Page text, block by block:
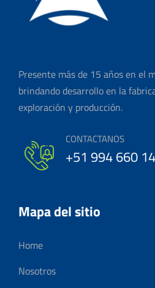
Presente más de 15 años en el
brindando desarrollo en la
exploración y producción.
CONTACTANOS
+51 994 660
Mapa del sitio
Home
Nosotros